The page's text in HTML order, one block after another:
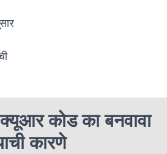
कोड का बनवावा
कारणे